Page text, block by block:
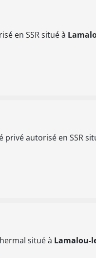
en SSR situé à
autorisé en SSR
situé à Lamalou-